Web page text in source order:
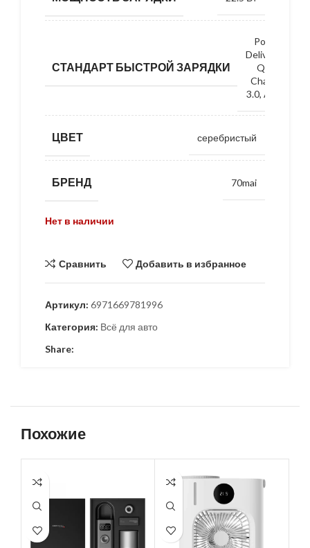
СТАНДАРТ БЫСТРОЙ ЗАРЯДКИ
Power
Delivery,
Quick
Charge
3.0, AFC
ЦВЕТ серебристый
БРЕНД 70mai
Нет в наличии
Сравнить Добавить в избранное
Артикул: 6971669781996
Категория: Всё для авто
Share:
Похожие